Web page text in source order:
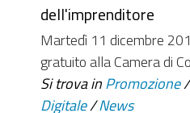
dell'imprenditore
Martedì 11 dicembre
gratuito alla Camera di
Si trova in Promozione
Digitale /News